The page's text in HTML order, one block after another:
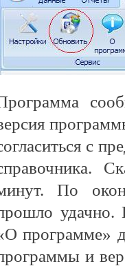
с
По
удачно.
программе»
и